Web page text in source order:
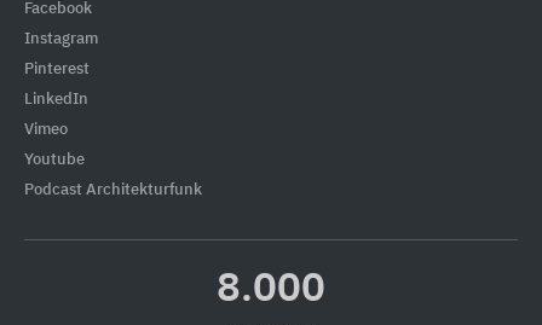
Facebook
Instagram
Pinterest
LinkedIn
Vimeo
Youtube
Podcast Architekturfunk
8.000